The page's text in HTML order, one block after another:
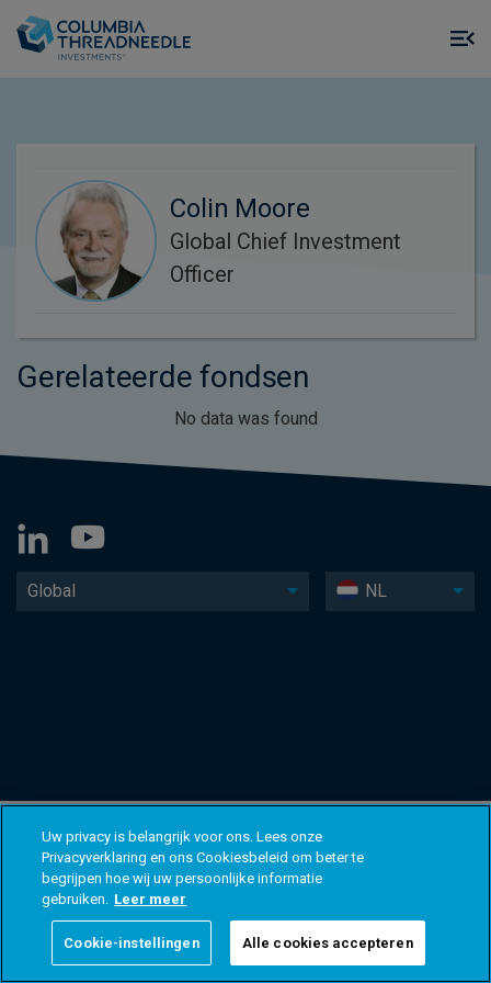
Colin Moore
Global Chief Investment
Officer
Gerelateerde fondsen
No data was found
Global NL
Uw privacy is belangrijk voor ons. Lees onze
Privacyverklaring en ons Cookiesbeleid om beter te
begrijpen hoe wij uw persoonlijke informatie
gebruiken. Leer meer
Cookie-instellingen Alle cookies accepteren